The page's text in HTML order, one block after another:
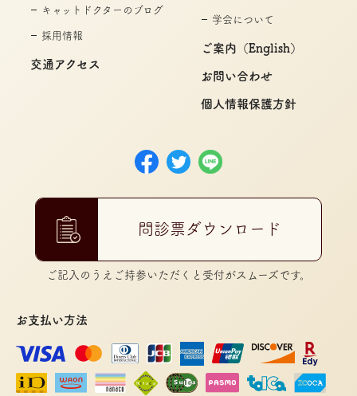
キャットドクターのブログ
採用情報
交通アクセス
学会について
ご案内（English）
お問い合わせ
個人情報保護方針
問診票ダウンロード
ご記入のうえご持参いただくと受付がスムーズです。
お支払い方法